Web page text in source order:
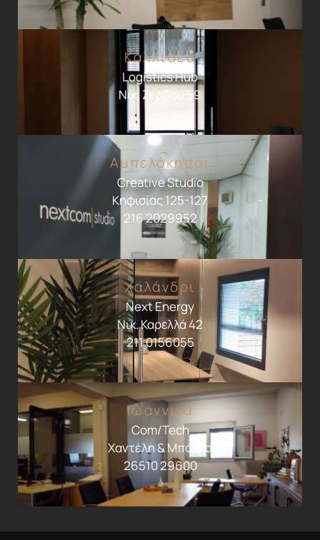
Καλλιθέα
Logistics Hub
Νικ. Ζερβού 59
Αμπελόκηποι
Creative Studio
Κηφισίας 125-127
216 2029952
Χαλάνδρι
Next Energy
Νικ. Καρελλά 42
211 0156055
Ιωάννινα
Com/Tech
Χαντέλη & Μπάρκα
26510 29600